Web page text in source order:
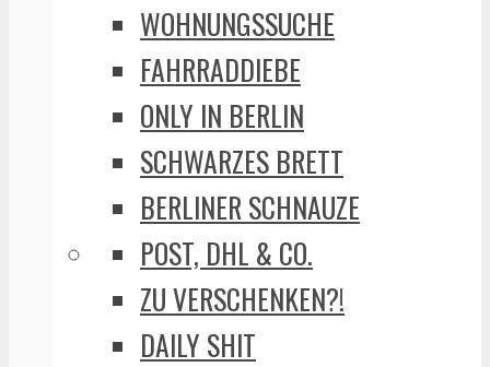
WOHNUNGSSUCHE
FAHRRADDIEBE
ONLY IN BERLIN
SCHWARZES BRETT
BERLINER SCHNAUZE
POST, DHL & CO.
ZU VERSCHENKEN?!
DAILY SHIT